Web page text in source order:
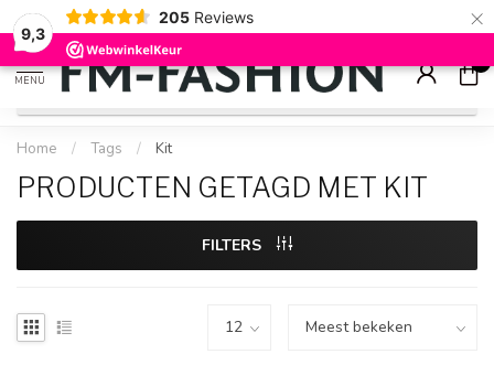
9,3
205 Reviews ×
Check onzesale artikelenvoor flinke kortingen
MENU
0
Home / Tags / Kit
PRODUCTEN GETAGD MET KIT
FILTERS